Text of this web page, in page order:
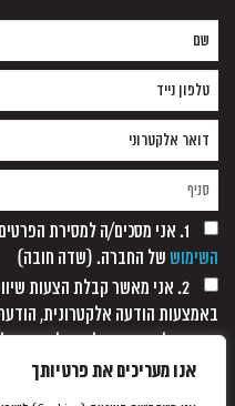
אנו מעריכים את פרטיותך
1. אני מסכים/ה למסירת הפרטים בהתאם
השימוש של החברה. (שדה חובה)
2. אני מאשר קבלת הצעות
באמצעות הודעה אלקטרונית,
ופקסימיליה, וזאת כל עוד לא